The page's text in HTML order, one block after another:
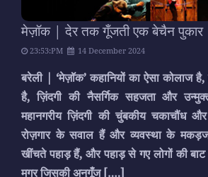
मेज़ॉक | देर तक गूँजती एक बेचैन पुकार
23:53:PM 14 December 2024
बरेली | ‘मेज़ॉक’ कहानियों का ऐसा कोलाज
है, ज़िंदगी की नैसर्गिक सहजता और
महानगरीय ज़िंदगी की चुंबकीय चकाचौंध
रोज़गार के सवाल हैं और व्यवस्था के
खींचते पहाड़ हैं, और पहाड़ से गए लोगों की बाट
मगर जिसकी अनुगूँज[….]